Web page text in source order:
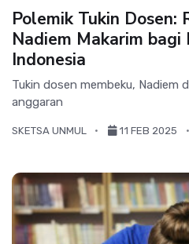
Polemik Tukin Dosen:
Nadiem Makarim bagi
Indonesia
Tukin dosen membeku, Nadiem
anggaran
SKETSA UNMUL 11 FEB 2025